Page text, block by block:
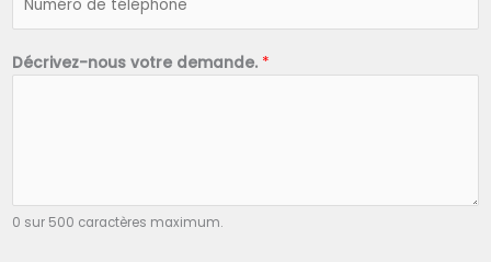
Décrivez-nous votre demande. *
0 sur 500 caractères maximum.